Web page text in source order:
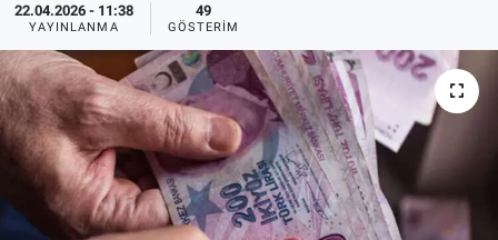
22.04.2026 - 11:38
YAYINLANMA
49
GÖSTERIM